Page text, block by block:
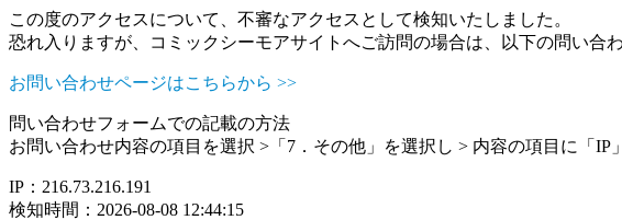
この度のアクセスについて、不審なアクセスとして検知いたしました。
恐れ入りますが、コミックシーモアサイトへご訪問の場合は、以下の問い合
お問い合わせページはこちらから >>
問い合わせフォームでの記載の方法
お問い合わせ内容の項目を選択 >「7．その他」を選択し > 内容の項目に「
IP：216.73.216.191
検知時間：2026-08-08 12:44:15